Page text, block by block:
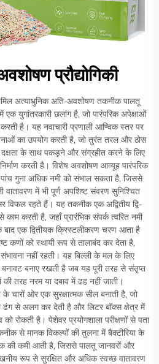
प्रौद्योगिकी
अत्याधुनिक अति-अवशोषण तकनीक पालतू
एक युगांतरकारी छलांग है, जो पारंपरिक अपेक्षाओं
है। यह नवाचारी प्रणाली आण्विक स्तर पर
का उपयोग करती है, जो तुरंत तरल और ठोस
दक्षता के साथ पकड़ने और संग्रहीत करने के लिए
करती है। विशेष अवशोषण आव्यूह पारंपरिक
पांच गुना अधिक नमी को संभाल सकता है, जिससे
वातावरण में भी पूर्ण अपशिष्ट संवरण सुनिश्चित
विफल रहते हैं। यह तकनीक एक अद्वितीय द्वि-
करती है, जहाँ प्रारंभिक संपर्क त्वरित नमी
एक द्वितीयक क्रिस्टलीकरण चरण आता है
कणों को स्थायी रूप से तालाबंद कर देता है,
नहीं रहती। यह बिल्ली के मल के लिए
बनाए रखती है जब यह पूरी तरह से संतृप्त
की तरह नरम या दबाव में ढह नहीं जाती।
चारों ओर एक सुरक्षात्मक सील बनाती है, जो
ढंग से अलग कर देती है और लिटर बॉक्स क्षेत्र में
रोकती है। पेशेवर प्रयोगशाला परीक्षणों से पता
से मानक विकल्पों की तुलना में बैक्टीरिया के
की कमी आती है, जिससे पालतू जानवरों और
रूप से सुरक्षित और अधिक स्वच्छ वातावरण